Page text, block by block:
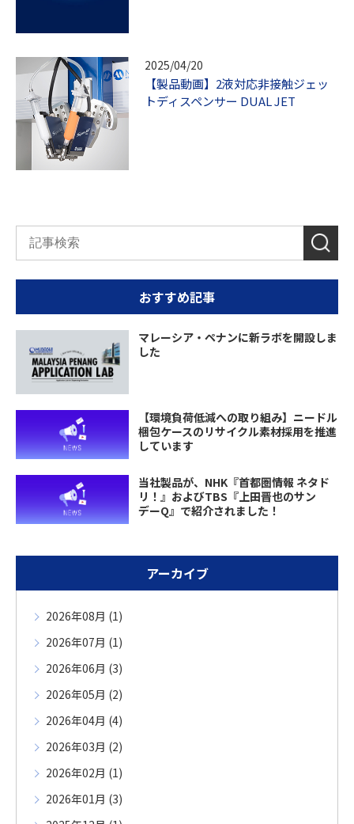
2025/04/20
【製品動画】2液対応非接触ジェッ
トディスペンサー DUAL JET
おすすめ記事
マレーシア・ペナンに新ラボを開設しま
した
【環境負荷低減への取り組み】ニードル
梱包ケースのリサイクル素材採用を推進
しています
当社製品が、NHK『首都圏情報 ネタド
リ！』およびTBS『上田晋也のサン
デーQ』で紹介されました！
アーカイブ
2026年08月 (1)
2026年07月 (1)
2026年06月 (3)
2026年05月 (2)
2026年04月 (4)
2026年03月 (2)
2026年02月 (1)
2026年01月 (3)